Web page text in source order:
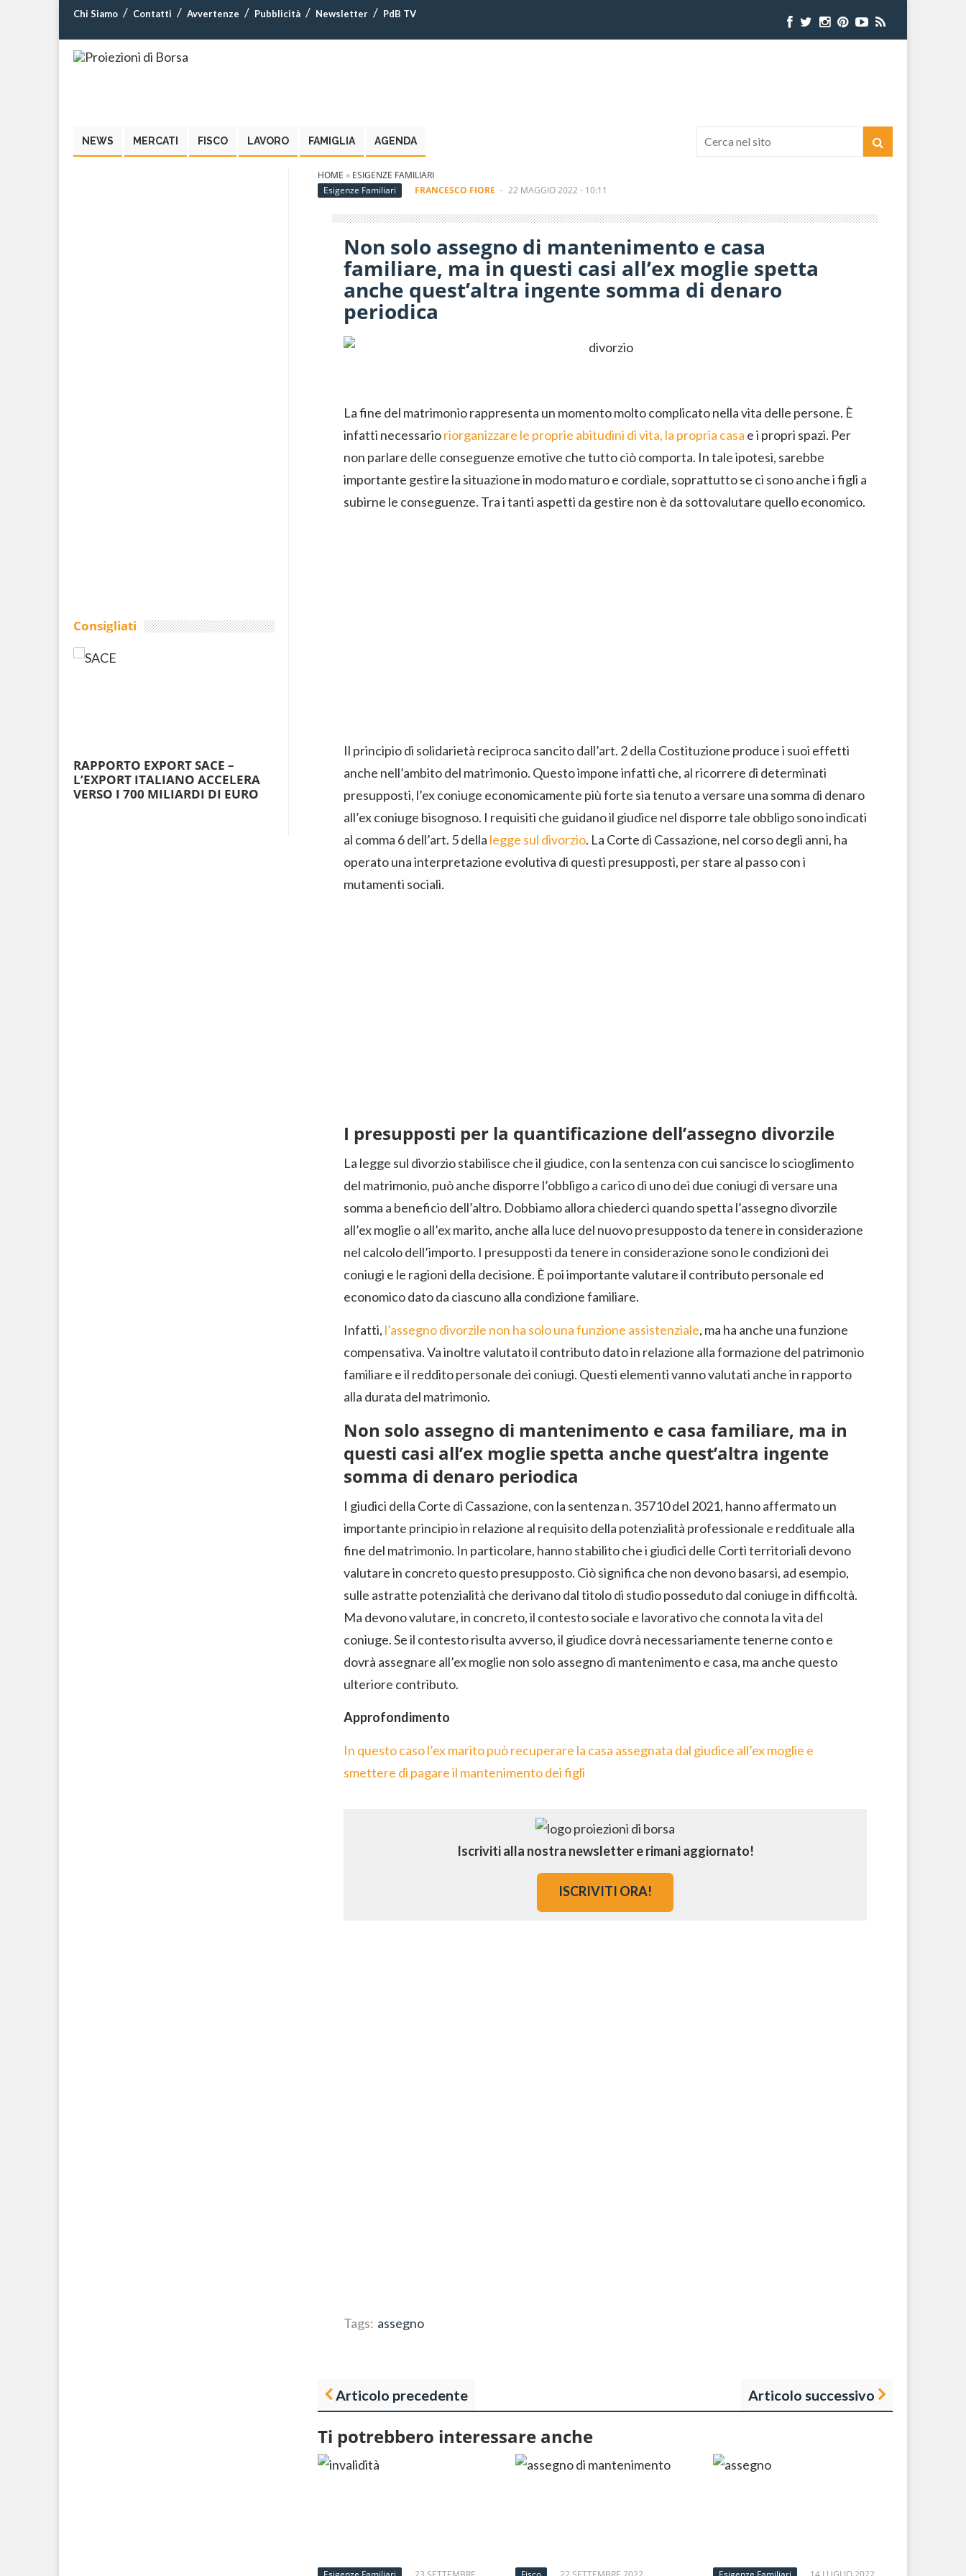
Chi Siamo Contatti Avvertenze Pubblicità Newsletter PdB TV
NEWS MERCATI FISCO LAVORO FAMIGLIA AGENDA
HOME » ESIGENZE FAMILIARI
Esigenze Familiari
FRANCESCO FIORE - 22 MAGGIO 2022 - 10:11
Non solo assegno di mantenimento e casa
familiare, ma in questi casi all’ex moglie spetta
anche quest’altra ingente somma di denaro
periodica
La fine del matrimonio rappresenta un momento molto complicato nella vita delle persone. È
infatti necessarioriorganizzare le proprie abitudini di vita, la propria casa e i propri spazi. Per
non parlare delle conseguenze emotive che tutto ciò comporta. In tale ipotesi, sarebbe
importante gestire la situazione in modo maturo e cordiale, soprattutto se ci sono anche i figli a
subirne le conseguenze. Tra i tanti aspetti da gestire non è da sottovalutare quello economico.
Il principio di solidarietà reciproca sancito dall’art. 2 della Costituzione produce i suoi effetti
anche nell’ambito del matrimonio. Questo impone infatti che, al ricorrere di determinati
presupposti, l’ex coniuge economicamente più forte sia tenuto a versare una somma di denaro
all’ex coniuge bisognoso. I requisiti che guidano il giudice nel disporre tale obbligo sono indicati
al comma 6 dell’art. 5 della legge sul divorzio. La Corte di Cassazione, nel corso degli anni, ha
operato una interpretazione evolutiva di questi presupposti, per stare al passo con i
mutamenti sociali.
I presupposti per la quantificazione dell’assegno divorzile
La legge sul divorzio stabilisce che il giudice, con la sentenza con cui sancisce lo scioglimento
del matrimonio, può anche disporre l’obbligo a carico di uno dei due coniugi di versare una
somma a beneficio dell’altro. Dobbiamo allora chiederci quando spetta l’assegno divorzile
all’ex moglie o all’ex marito, anche alla luce del nuovo presupposto da tenere in considerazione
nel calcolo dell’importo. I presupposti da tenere in considerazione sono le condizioni dei
coniugi e le ragioni della decisione. È poi importante valutare il contributo personale ed
economico dato da ciascuno alla condizione familiare.
Infatti, l’assegno divorzile non ha solo una funzione assistenziale, ma ha anche una funzione
compensativa. Va inoltre valutato il contributo dato in relazione alla formazione del patrimonio
familiare e il reddito personale dei coniugi. Questi elementi vanno valutati anche in rapporto
alla durata del matrimonio.
Non solo assegno di mantenimento e casa familiare, ma in
questi casi all’ex moglie spetta anche quest’altra ingente
somma di denaro periodica
I giudici della Corte di Cassazione, con la sentenza n. 35710 del 2021, hanno affermato un
importante principio in relazione al requisito della potenzialità professionale e reddituale alla
fine del matrimonio. In particolare, hanno stabilito che i giudici delle Corti territoriali devono
valutare in concreto questo presupposto. Ciò significa che non devono basarsi, ad esempio,
sulle astratte potenzialità che derivano dal titolo di studio posseduto dal coniuge in difficoltà.
Ma devono valutare, in concreto, il contesto sociale e lavorativo che connota la vita del
coniuge. Se il contesto risulta avverso, il giudice dovrà necessariamente tenerne conto e
dovrà assegnare all’ex moglie non solo assegno di mantenimento e casa, ma anche questo
ulteriore contributo.
Approfondimento
In questo caso l’ex marito può recuperare la casa assegnata dal giudice all’ex moglie e
smettere di pagare il mantenimento dei figli
Iscriviti alla nostra newsletter e rimani aggiornato!
ISCRIVITI ORA!
Tags: assegno
Articolo precedente Articolo successivo
Ti potrebbero interessare anche
Consigliati
RAPPORTO EXPORT SACE –
L’EXPORT ITALIANO ACCELERA
VERSO I 700 MILIARDI DI EURO